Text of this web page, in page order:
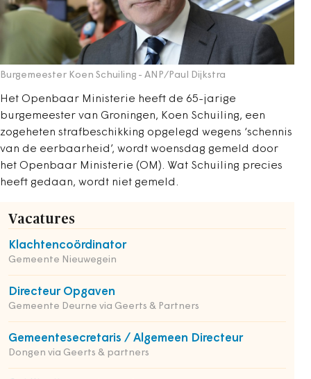
Burgemeester Koen Schuiling - ANP/Paul Dijkstra
Het Openbaar Ministerie heeft de 65-jarige
burgemeester van Groningen, Koen Schuiling, een
zogeheten strafbeschikking opgelegd wegens ‘schennis
van de eerbaarheid’, wordt woensdag gemeld door
het Openbaar Ministerie (OM). Wat Schuiling precies
heeft gedaan, wordt niet gemeld.
Vacatures
Klachtencoördinator
Gemeente Nieuwegein
Directeur Opgaven
Gemeente Deurne via Geerts & Partners
Gemeentesecretaris / Algemeen Directeur
Dongen via Geerts & partners